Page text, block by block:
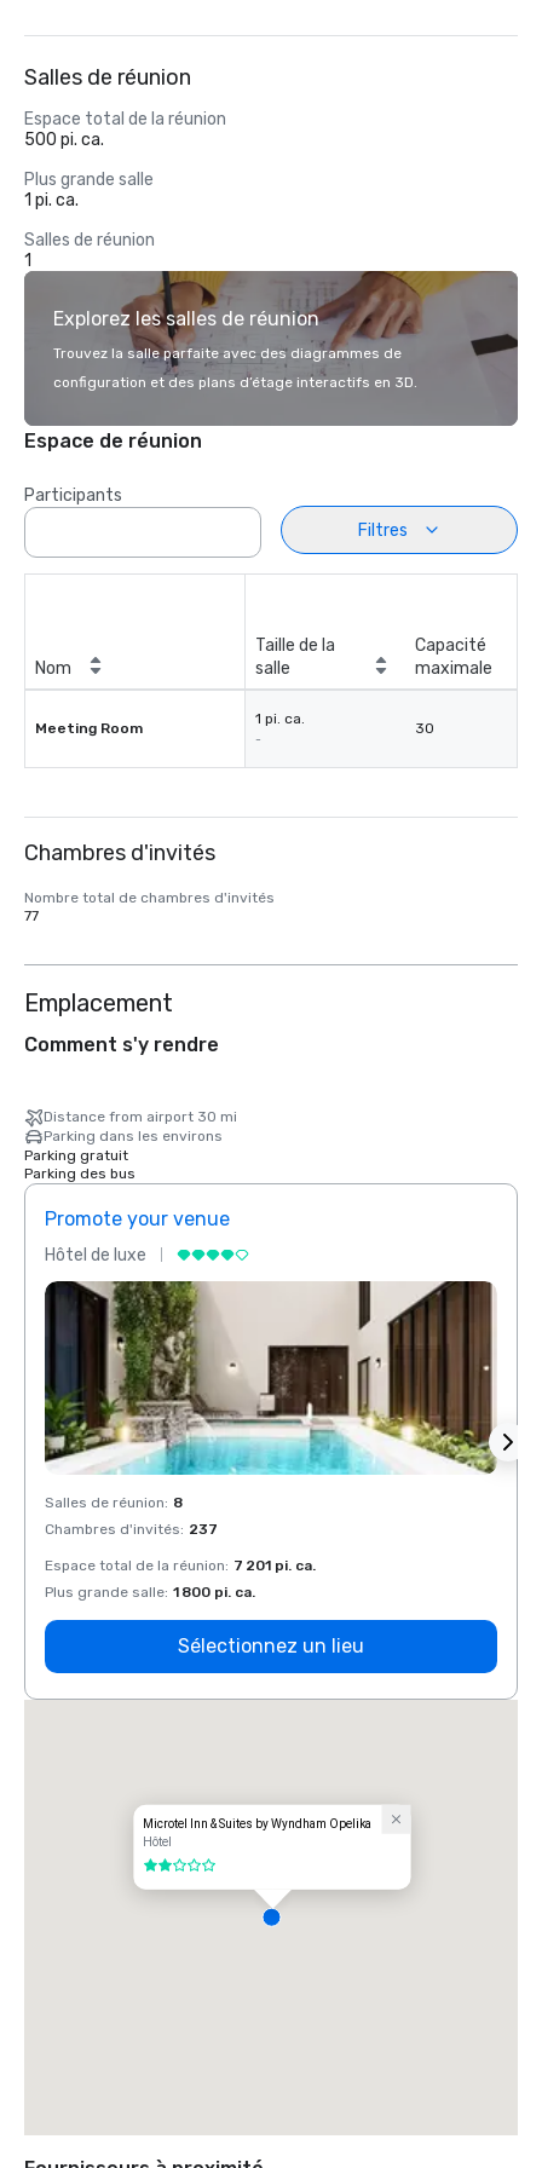
Salles de réunion
Espace total de la réunion
500 pi. ca.
Plus grande salle
1 pi. ca.
Salles de réunion
1
Explorez les salles de réunion
Trouvez la salle parfaite avec des diagrammes de
configuration et des plans d’étage interactifs en 3D.
Espace de réunion
Participants
Filtres
Nom
Taille de la
salle
Capacité
maximale
Meeting Room
1 pi. ca.
-
30
Chambres d'invités
Nombre total de chambres d'invités
77
Emplacement
Comment s'y rendre
Distance from airport 30 mi
Parking dans les environs
Parking gratuit
Parking des bus
Promote your venue
Hôtel de luxe
Salles de réunion: 8
Chambres d'invités: 237
Espace total de la réunion: 7 201 pi. ca.
Plus grande salle: 1 800 pi. ca.
Sélectionnez un lieu
Microtel Inn & Suites by Wyndham Opelika
Hôtel
2 sur 5